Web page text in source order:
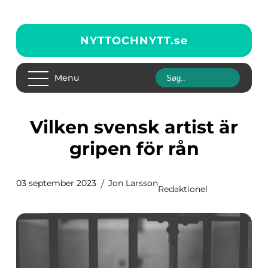
NYTTOCHNYTT.se
Menu
Vilken svensk artist är
gripen för rån
03 september 2023 Jon Larsson
Redaktionel